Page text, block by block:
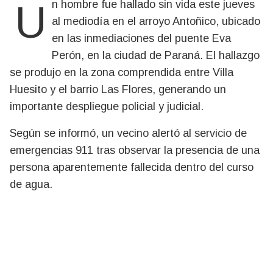
Un hombre fue hallado sin vida este jueves
al mediodía en el arroyo Antoñico, ubicado
en las inmediaciones del puente Eva
Perón, en la ciudad de Paraná. El hallazgo
se produjo en la zona comprendida entre Villa
Huesito y el barrio Las Flores, generando un
importante despliegue policial y judicial.
Según se informó, un vecino alertó al servicio de
emergencias 911 tras observar la presencia de una
persona aparentemente fallecida dentro del curso
de agua.